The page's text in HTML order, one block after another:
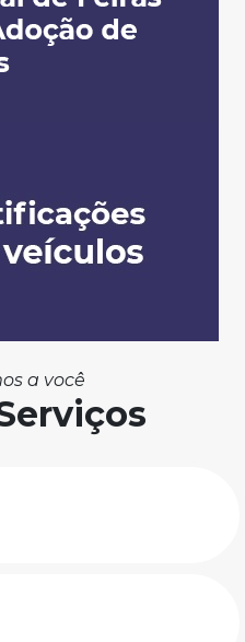
a você